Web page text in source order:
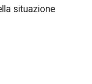
situazione